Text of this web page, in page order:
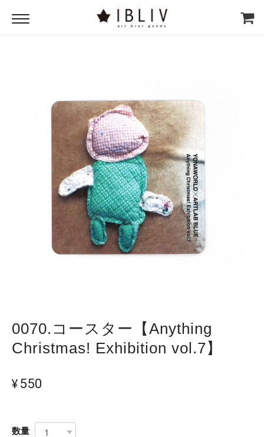
0070.コースター【Anything
Christmas! Exhibition vol.7】
¥550
数量